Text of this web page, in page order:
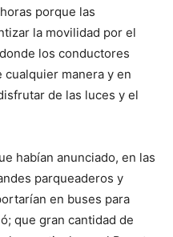
porque las
la movilidad por el
los conductores
manera y en
de las luces y el
habían anunciado, en las
parqueaderos y
en buses para
que gran cantidad de